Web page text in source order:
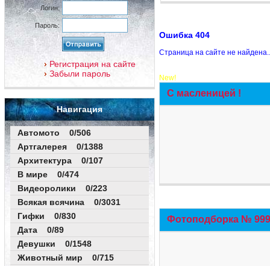
Логин:
Пароль:
Регистрация на сайте
Забыли пароль
Навигация
Автомото 0/506
Артгалерея 0/1388
Архитектура 0/107
В мире 0/474
Видеоролики 0/223
Всякая всячина 0/3031
Гифки 0/830
Дата 0/89
Девушки 0/1548
Животный мир 0/715
Ошибка 404
Страница на сайте не
New!
С масленицей !
Фотоподборка №